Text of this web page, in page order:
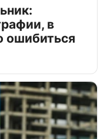
в
ошибиться